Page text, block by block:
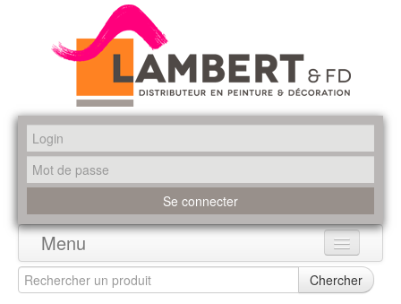
Menu
Accueil
Chercher